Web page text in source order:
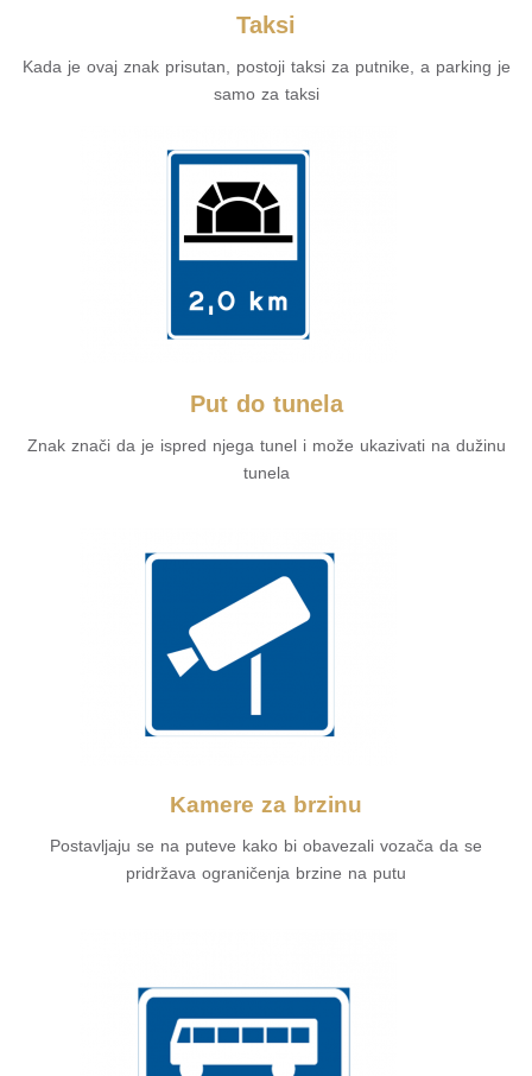
Taksi
Kada je ovaj znak prisutan, postoji taksi za putnike, a parking je
samo za taksi
Put do tunela
Znak znači da je ispred njega tunel i može ukazivati ​​na dužinu
tunela
Kamere za brzinu
Postavljaju se na puteve kako bi obavezali vozača da se
pridržava ograničenja brzine na putu